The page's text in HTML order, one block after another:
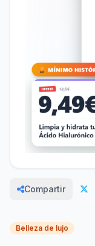
Compartir
Belleza de lujo